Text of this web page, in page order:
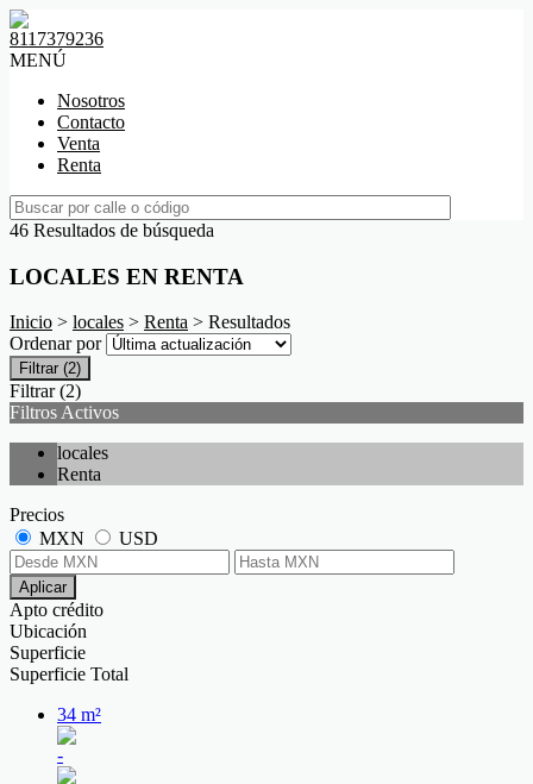
8117379236
MENÚ
Nosotros
Contacto
Venta
Renta
46 Resultados de búsqueda
LOCALES EN RENTA
Inicio > locales > Renta > Resultados
Ordenar por
Filtrar (2)
Filtrar (2)
Filtros Activos
locales
Renta
Precios
MXN
USD
Aplicar
Apto crédito
Ubicación
Superficie
Superficie Total
34 m²
-